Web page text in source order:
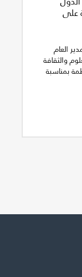
على
العام
والثقافة
بمناسبة